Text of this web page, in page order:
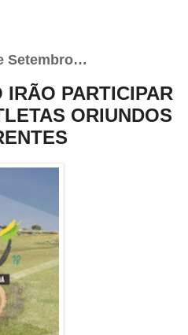
Setembro…
IRÃO PARTICIPAR
ORIUNDOS